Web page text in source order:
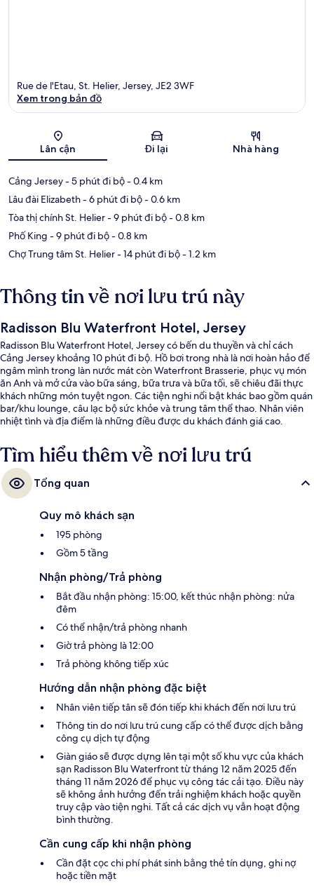
Bản đồ
Rue de l'Etau, St. Helier, Jersey, JE2 3WF
Xem trong bản đồ
Lân cận Đi lại Nhà hàng
Cảng Jersey- 5 phút đi bộ- 0.4 km
Lâu đài Elizabeth- 6 phút đi bộ- 0.6 km
Tòa thị chính St. Helier- 9 phút đi bộ- 0.8 km
Phố King - 9 phút đi bộ- 0.8 km
Chợ Trung tâm St. Helier- 14 phút đi bộ- 1.2 km
Thông tin về nơi lưu trú này
Radisson Blu Waterfront Hotel, Jersey
Radisson Blu Waterfront Hotel, Jersey có bến du thuyền và chỉ cách
Cảng Jersey khoảng 10 phút đi bộ. Hồ bơi trong nhà là nơi hoàn hảo để
ngâm mình trong làn nước mát còn Waterfront Brasserie, phục vụ món
ăn Anh và mở cửa vào bữa sáng, bữa trưa và bữa tối, sẽ chiêu đãi thực
khách những món tuyệt ngon. Các tiện nghi nổi bật khác bao gồm quán
bar/khu lounge, câu lạc bộ sức khỏe và trung tâm thể thao. Nhân viên
nhiệt tình và địa điểm là những điều được du khách đánh giá cao.
Tìm hiểu thêm về nơi lưu trú
Tổng quan
Quy mô khách sạn
195 phòng
Gồm 5 tầng
Nhận phòng/Trả phòng
Bắt đầu nhận phòng: 15:00, kết thúc nhận phòng: nửa
đêm
Có thể nhận/trả phòng nhanh
Giờ trả phòng là 12:00
Trả phòng không tiếp xúc
Hướng dẫn nhận phòng đặc biệt
Nhân viên tiếp tân sẽ đón tiếp khi khách đến nơi lưu trú
Thông tin do nơi lưu trú cung cấp có thể được dịch bằng
công cụ dịch tự động
Giàn giáo sẽ được dựng lên tại một số khu vực của khách
sạn Radisson Blu Waterfront từ tháng 12 năm 2025 đến
tháng 11 năm 2026 để phục vụ công tác cải tạo. Điều này
sẽ không ảnh hưởng đến trải nghiệm khách hoặc quyền
truy cập vào tiện nghi. Tất cả các dịch vụ vẫn hoạt động
bình thường.
Cần cung cấp khi nhận phòng
Cần đặt cọc chi phí phát sinh bằng thẻ tín dụng, ghi nợ
hoặc tiền mặt